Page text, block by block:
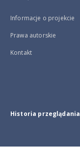
Informacje o projekcie
Prawa autorskie
Kontakt
Historia przeglądania